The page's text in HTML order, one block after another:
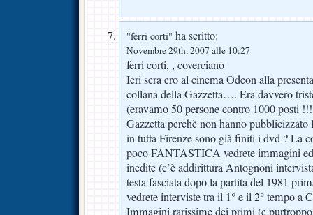
"ferri corti" ha scritto:
Novembre 29th, 2007 alle 10:27
ferri corti, , coverciano
Ieri sera ero al cinema Odeon alla
collana della Gazzetta…. Era davvero
(eravamo 50 persone contro 1000 posti
Gazzetta perchè non hanno pubblicizzato
in tutta Firenze sono già finiti i dvd ? La
poco FANTASTICA vedrete immagini
inedite (c’è addirittura Antognoni
testa fasciata dopo la partita del 1981
vedrete interviste tra il 1° e il 2° tempo a
Immagini rarissime dei primi (e